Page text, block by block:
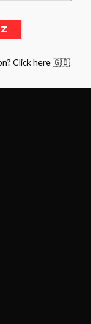
Click here 🇬🇧